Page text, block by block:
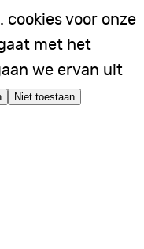
cookies voor onze
met het
we ervan uit
Niet toestaan